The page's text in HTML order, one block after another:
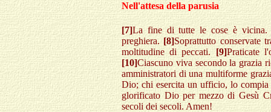
Nell'attesa della parusia
[7]La fine di tutte le cose è vicina.
preghiera. [8]Soprattutto conservate
moltitudine di peccati.[9]Praticate
[10]Ciascuno viva secondo la grazia
amministratori di una multiforme
Dio; chi esercita un ufficio, lo
glorificato Dio per mezzo di Gesù
secoli dei secoli. Amen!